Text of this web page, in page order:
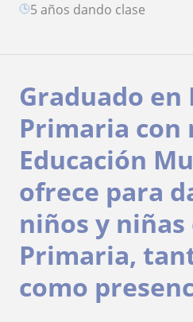
5 años dando clase
Graduado en
Primaria con
Educación
ofrece para
niños y niñas
Primaria,
como